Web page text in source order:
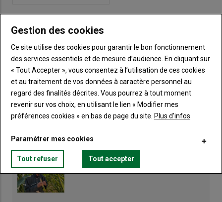
LES PLUS LUS
Bouge ton Bled invite la culture à la campagne
Canicule : les éleveurs redoublent d'ingéniosité
Des tours de champs pour ajuster la stratégie
Gestion des cookies
Ce site utilise des cookies pour garantir le bon fonctionnement
des services essentiels et de mesure d’audience. En cliquant sur
« Tout Accepter », vous consentez à l’utilisation de ces cookies
et au traitement de vos données à caractère personnel au
regard des finalités décrites. Vous pourrez à tout moment
revenir sur vos choix, en utilisant le lien « Modifier mes
préférences cookies » en bas de page du site. Plus d'infos
Paramétrer mes cookies
Tout refuser Tout accepter